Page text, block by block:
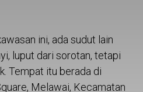
ini, ada sudut lain
luput dari sorotan, tetapi
Tempat itu berada di
Melawai, Kecamatan